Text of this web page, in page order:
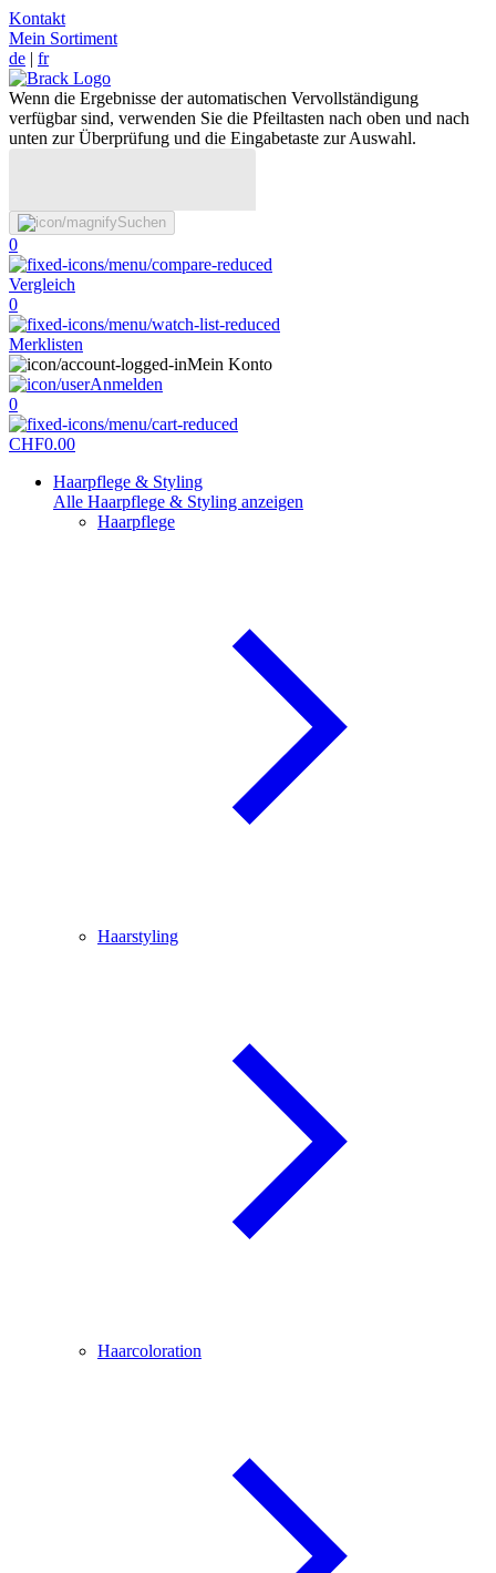
Kontakt
Mein Sortiment
de | fr
Wenn die Ergebnisse der automatischen Vervollständigung
verfügbar sind, verwenden Sie die Pfeiltasten nach oben und nach
unten zur Überprüfung und die Eingabetaste zur Auswahl.
Suchen
0
Vergleich
0
Merklisten
Mein Konto
Anmelden
0
CHF0.00
Haarpflege & Styling
Alle Haarpflege & Styling anzeigen
Haarpflege
Haarstyling
Haarcoloration